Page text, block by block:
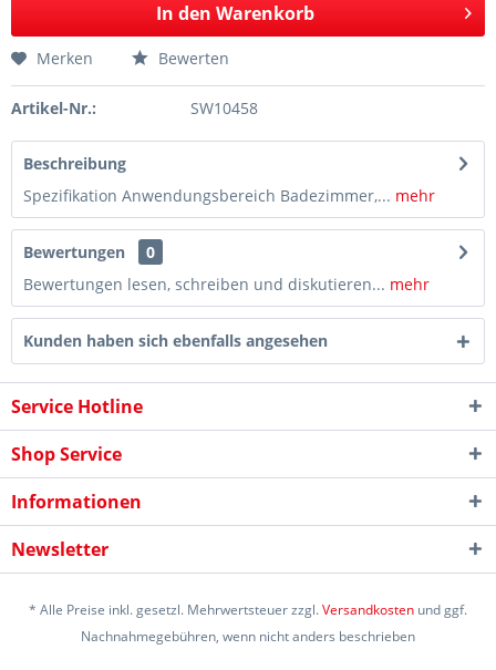
In den Warenkorb
Merken Bewerten
Artikel-Nr.: SW10458
Beschreibung
Spezifikation Anwendungsbereich Badezimmer,... mehr
Bewertungen
0
Bewertungen lesen, schreiben und diskutieren... mehr
Kunden haben sich ebenfalls angesehen
Service Hotline
Shop Service
Informationen
Newsletter
* Alle Preise inkl. gesetzl. Mehrwertsteuer zzgl.Versandkosten und ggf.
Nachnahmegebühren, wenn nicht anders beschrieben